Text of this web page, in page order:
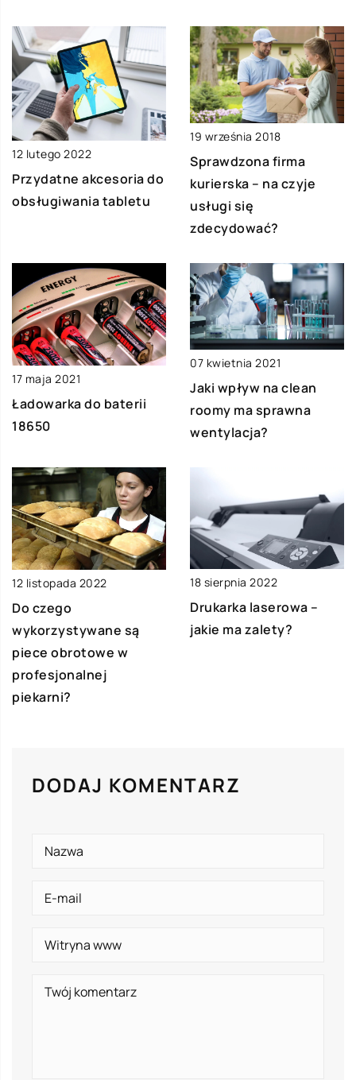
12 lutego 2022
Przydatne akcesoria do
obsługiwania tabletu
19 września 2018
Sprawdzona firma
kurierska – na czyje
usługi się
zdecydować?
17 maja 2021
Ładowarka do baterii
18650
07 kwietnia 2021
Jaki wpływ na clean
roomy ma sprawna
wentylacja?
12 listopada 2022
Do czego
wykorzystywane są
piece obrotowe w
profesjonalnej
piekarni?
18 sierpnia 2022
Drukarka laserowa –
jakie ma zalety?
DODAJ KOMENTARZ